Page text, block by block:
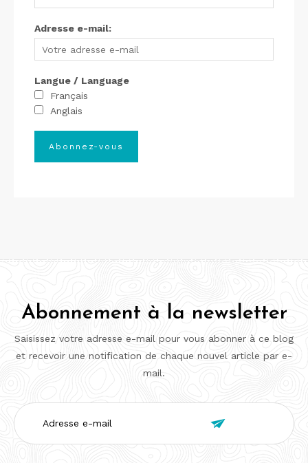
Adresse e-mail:
Langue / Language
Français
Anglais
Abonnement à la newsletter
Saisissez votre adresse e-mail pour vous abonner à ce blog
et recevoir une notification de chaque nouvel article par e-
mail.
Adresse
e-
mail
